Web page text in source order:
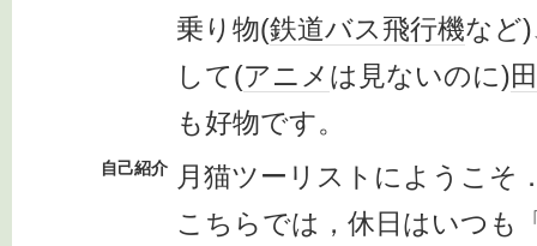
乗り物(鉄道バス飛行機など
して(アニメ は見ないのに)
も好物です。
自己紹介
月猫ツーリストにようこそ
こちらでは，休日はいつも